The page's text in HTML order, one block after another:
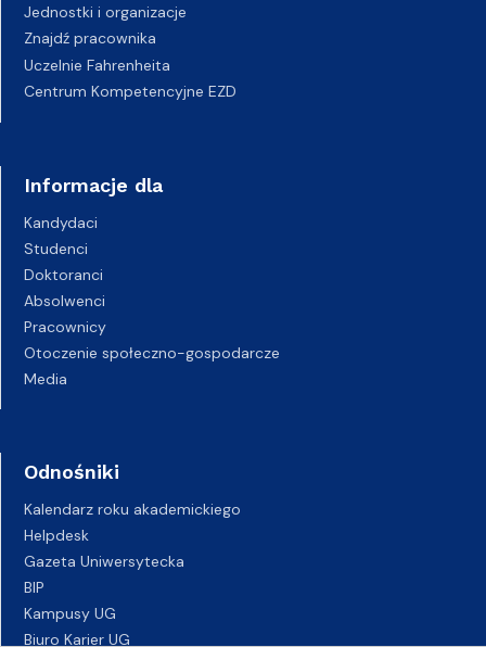
Jednostki i organizacje
Znajdź pracownika
Uczelnie Fahrenheita
Centrum Kompetencyjne EZD
Informacje dla
Kandydaci
Studenci
Doktoranci
Absolwenci
Pracownicy
Otoczenie społeczno-gospodarcze
Media
Odnośniki
Kalendarz roku akademickiego
Helpdesk
Gazeta Uniwersytecka
BIP
Kampusy UG
Biuro Karier UG